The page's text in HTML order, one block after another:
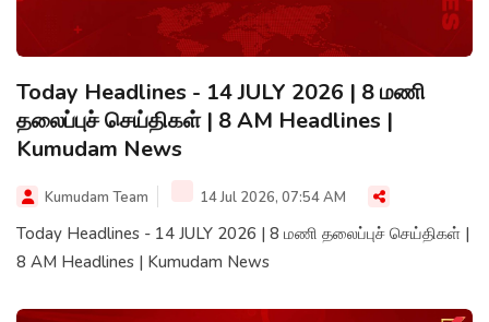
Today Headlines - 14 JULY 2026 | 8 மணி
தலைப்புச் செய்திகள் | 8 AM Headlines |
Kumudam News
Kumudam Team 14 Jul 2026, 07:54 AM
Today Headlines - 14 JULY 2026 | 8 மணி தலைப்புச் செய்திகள் |
8 AM Headlines | Kumudam News